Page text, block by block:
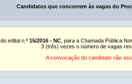
Candidatos que concorrem às vagas do
edital n.º 15/2016 - NC , para a Chamada Pública
3 (três) vezes o número de vagas
A convocação do candidato não